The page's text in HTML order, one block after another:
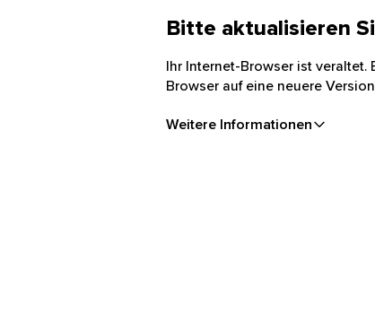
Bitte aktualisieren
Ihr Internet-Browser ist
Browser auf eine neuere
Weitere Informationen